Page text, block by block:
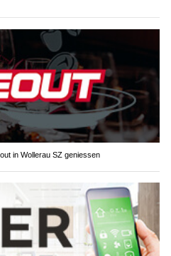
in Wollerau SZ geniessen